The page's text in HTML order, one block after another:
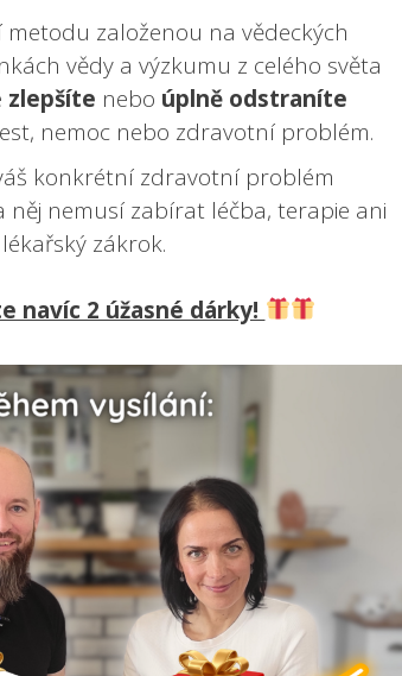
založenou na vědeckých
vědy a výzkumu z celého světa
zlepšíte nebo úplně odstraníte
nemoc nebo zdravotní problém.
konkrétní zdravotní problém
něj nemusí zabírat léčba, terapie ani
zákrok.
navíc 2 úžasné dárky!